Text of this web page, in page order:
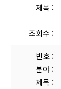
제목
조회수
번호
분야
제목